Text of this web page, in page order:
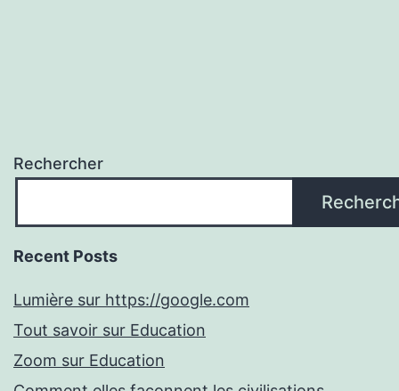
Rechercher
Recent Posts
Lumière sur https://google.com
Tout savoir sur Education
Zoom sur Education